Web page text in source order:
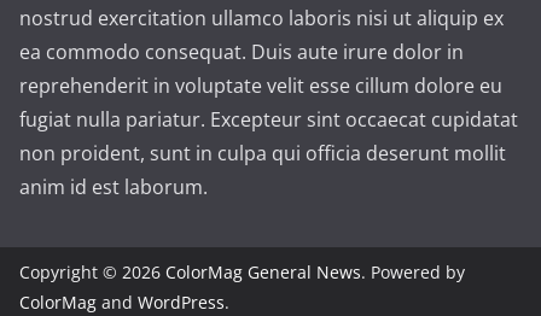
nostrud exercitation ullamco laboris nisi ut aliquip ex
ea commodo consequat. Duis aute irure dolor in
reprehenderit in voluptate velit esse cillum dolore eu
fugiat nulla pariatur. Excepteur sint occaecat cupidatat
non proident, sunt in culpa qui officia deserunt mollit
anim id est laborum.
Copyright © 2026 ColorMag General News. Powered by
ColorMag and WordPress.